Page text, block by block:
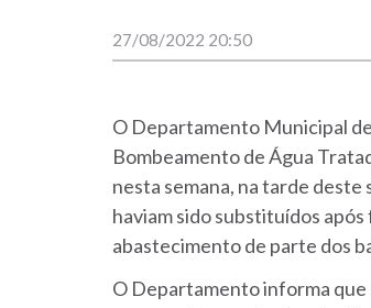
27/08/2022 20:50
O Departamento Municipal
Bombeamento de Água
nesta semana, na tarde deste
haviam sido substituídos
abastecimento de parte dos
O Departamento informa que